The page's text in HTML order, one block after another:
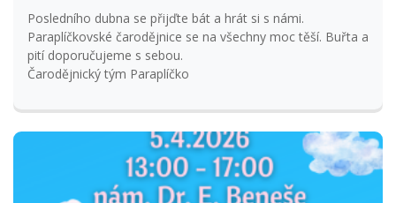
Posledního dubna se přijďte bát a hrát si s námi.
Paraplíčkovské čarodějnice se na všechny moc těší. Buřta a
pití doporučujeme s sebou.
Čarodějnický tým Paraplíčko